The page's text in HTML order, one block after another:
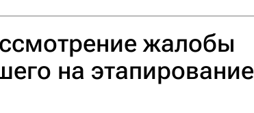
жалобы
на этапирование